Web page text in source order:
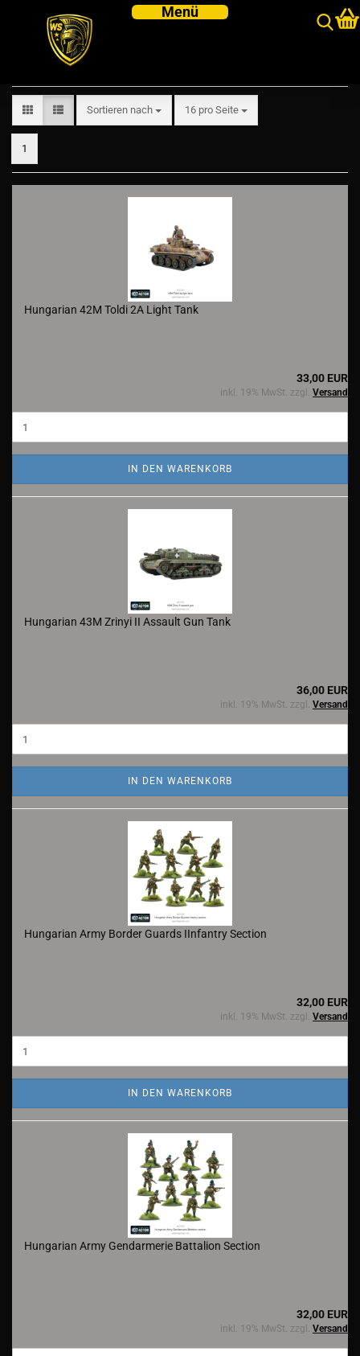
Hungarian Army
Sortieren nach
Sortieren nach 16 pro Seite
pro Seite
1
Hungarian 42M Toldi 2A Light Tank
33,00 EUR
inkl. 19% MwSt. zzgl. Versand
IN DEN WARENKORB
Hungarian 43M Zrinyi II Assault Gun Tank
36,00 EUR
inkl. 19% MwSt. zzgl. Versand
IN DEN WARENKORB
Hungarian Army Border Guards IInfantry Section
32,00 EUR
inkl. 19% MwSt. zzgl. Versand
IN DEN WARENKORB
Hungarian Army Gendarmerie Battalion Section
32,00 EUR
inkl. 19% MwSt. zzgl. Versand